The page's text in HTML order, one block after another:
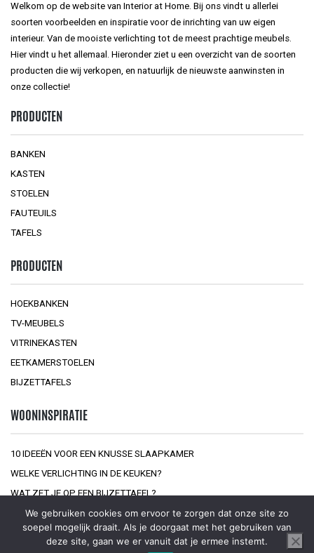
Welkom op de website van Interior at Home. Bij ons vindt u allerlei
soorten voorbeelden en inspiratie voor de inrichting van uw eigen
interieur. Van de mooiste verlichting tot de meest prachtige meubels.
Hier vindt u het allemaal. Hieronder ziet u een overzicht van de soorten
producten die wij verkopen, en natuurlijk de nieuwste aanwinsten in
onze collectie!
PRODUCTEN
BANKEN
KASTEN
STOELEN
FAUTEUILS
TAFELS
PRODUCTEN
HOEKBANKEN
TV-MEUBELS
VITRINEKASTEN
EETKAMERSTOELEN
BIJZETTAFELS
WOONINSPIRATIE
10 IDEEËN VOOR EEN KNUSSE SLAAPKAMER
WELKE VERLICHTING IN DE KEUKEN?
WAT ZET JE OP EEN BIJZETTAFEL?
We gebruiken cookies om ervoor te zorgen dat onze site zo
soepel mogelijk draait. Als je doorgaat met het gebruiken van
deze site, gaan we er vanuit dat je ermee instemt.